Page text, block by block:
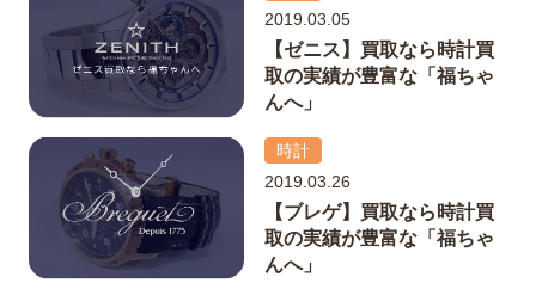
2019.03.05
【ゼニス】買取なら時計買
取の実績が豊富な「福ちゃ
んへ」
時計
2019.03.26
【ブレゲ】買取なら時計買
取の実績が豊富な「福ちゃ
んへ」